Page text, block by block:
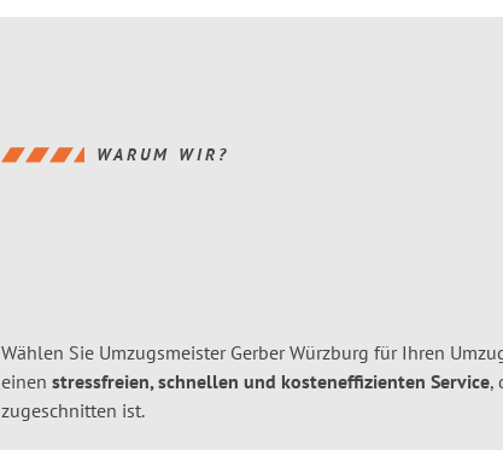
WARUM WIR?
Wählen Sie Umzugsmeister Gerber Würzburg für Ihren
einen stressfreien, schnellen und kosteneffizienten Service,
zugeschnitten ist.